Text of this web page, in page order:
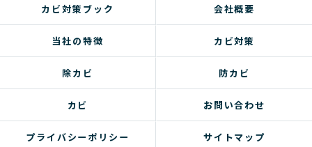
カビ対策ブック 会社概要
当社の特徴 カビ対策
除カビ 防カビ
カビ お問い合わせ
プライバシーポリシー サイトマップ